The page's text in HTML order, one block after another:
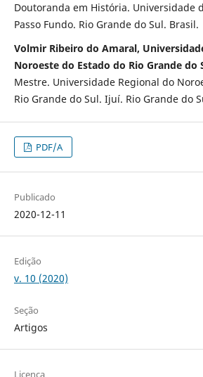
Doutoranda em História. Universidade
Passo Fundo. Rio Grande do Sul. Brasil.
Volmir Ribeiro do Amaral,
Noroeste do Estado do Rio Grande do
Mestre. Universidade Regional do
Rio Grande do Sul. Ijuí. Rio Grande do
PDF/A
Publicado
2020-12-11
Edição
v. 10 (2020)
Seção
Artigos
Licença